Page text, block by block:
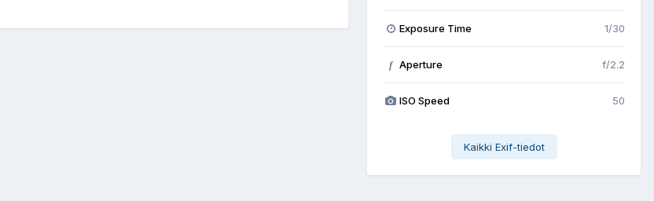
Exposure Time 1/30
f Aperture f/2.2
ISO Speed 50
Kaikki Exif-tiedot